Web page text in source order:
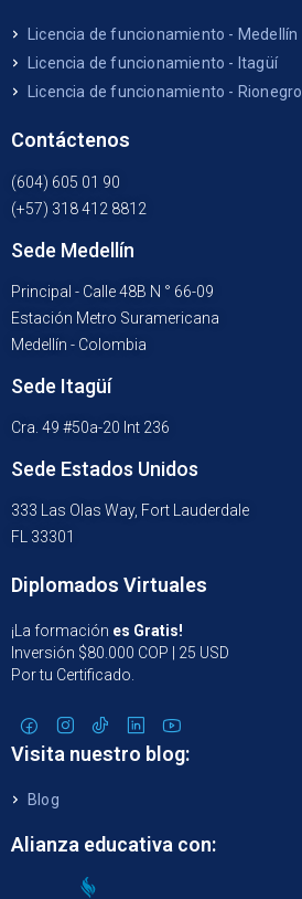
Licencia de funcionamiento - Medellín
Licencia de funcionamiento - Itagüí
Licencia de funcionamiento - Rionegro
Contáctenos
(604) 605 01 90
(+57) 318 412 8812
Sede Medellín
Principal - Calle 48B N ° 66-09
Estación Metro Suramericana
Medellín - Colombia
Sede Itagüí
Cra. 49 #50a-20 Int 236
Sede Estados Unidos
333 Las Olas Way, Fort Lauderdale
FL 33301
Diplomados Virtuales
¡La formación es Gratis!
Inversión $80.000 COP | 25 USD
Por tu Certificado.
Visita nuestro blog:
Blog
Alianza educativa con: